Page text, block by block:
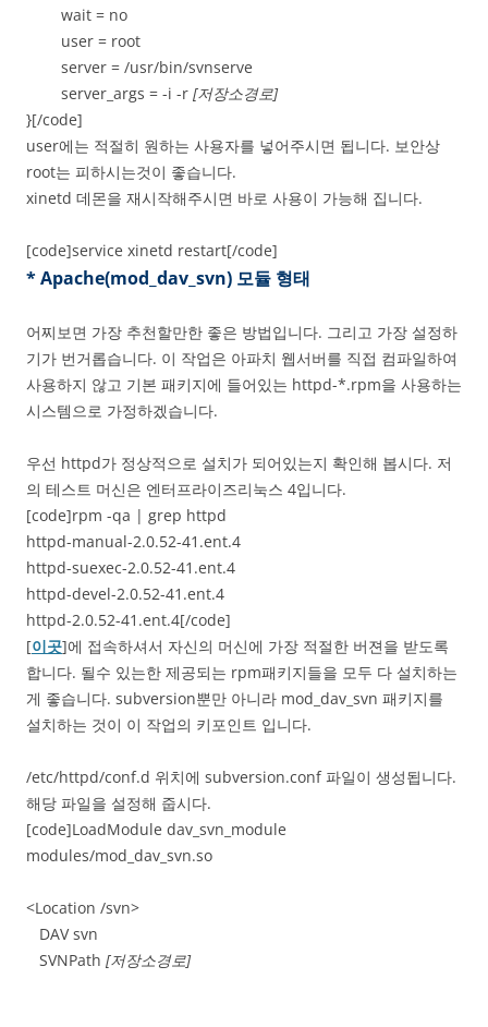
wait = no
user = root
server = /usr/bin/svnserve
server_args = -i -r [저장소경로]
}[/code]
user에는 적절히 원하는 사용자를 넣어주시면 됩니다. 보안상
root는 피하시는것이 좋습니다.
xinetd 데몬을 재시작해주시면 바로 사용이 가능해 집니다.
[code]service xinetd restart[/code]
* Apache(mod_dav_svn) 모듈 형태
어찌보면 가장 추천할만한 좋은 방법입니다. 그리고 가장 설정하
기가 번거롭습니다. 이 작업은 아파치 웹서버를 직접 컴파일하여
사용하지 않고 기본 패키지에 들어있는 httpd-*.rpm을 사용하는
시스템으로 가정하겠습니다.
우선 httpd가 정상적으로 설치가 되어있는지 확인해 봅시다. 저
의 테스트 머신은 엔터프라이즈리눅스 4입니다.
[code]rpm -qa | grep httpd
httpd-manual-2.0.52-41.ent.4
httpd-suexec-2.0.52-41.ent.4
httpd-devel-2.0.52-41.ent.4
httpd-2.0.52-41.ent.4[/code]
[이곳]에 접속하셔서 자신의 머신에 가장 적절한 버젼을 받도록
합니다. 될수 있는한 제공되는 rpm패키지들을 모두 다 설치하는
게 좋습니다. subversion뿐만 아니라 mod_dav_svn 패키지를
설치하는 것이 이 작업의 키포인트 입니다.
/etc/httpd/conf.d 위치에 subversion.conf 파일이 생성됩니다.
해당 파일을 설정해 줍시다.
[code]LoadModule dav_svn_module
modules/mod_dav_svn.so
<Location /svn>
DAV svn
SVNPath [저장소경로]